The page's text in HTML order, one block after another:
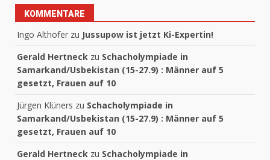
KOMMENTARE
Ingo Althöfer zu Jussupow ist jetzt Ki-Expertin!
Gerald Hertneck zu Schacholympiade in
Samarkand/Usbekistan (15-27.9) : Männer auf 5
gesetzt, Frauen auf 10
Jürgen Klüners zu Schacholympiade in
Samarkand/Usbekistan (15-27.9) : Männer auf 5
gesetzt, Frauen auf 10
Gerald Hertneck zu Schacholympiade in